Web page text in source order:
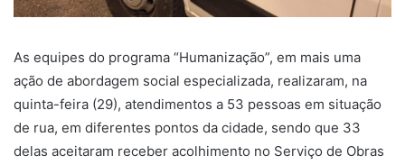
As equipes do programa “Humanização”, em mais uma
ação de abordagem social especializada, realizaram, na
quinta-feira (29), atendimentos a 53 pessoas em situação
de rua, em diferentes pontos da cidade, sendo que 33
delas aceitaram receber acolhimento no Serviço de Obras